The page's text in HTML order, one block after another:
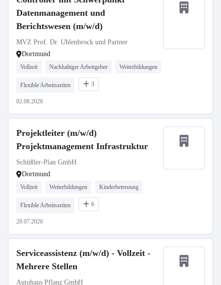
Datenmanagement und
Berichtswesen (m/w/d)
MVZ Prof. Dr. Uhlenbrock und Partner
Dortmund
Vollzeit Nachhaltiger Arbeitgeber Weiterbildungen
Flexible Arbeitszeiten 3
02.08.2026
Projektleiter (m/w/d)
Projektmanagement Infrastruktur
Schüßler-Plan GmbH
Dortmund
Vollzeit Weiterbildungen Kinderbetreuung
Flexible Arbeitszeiten 6
28.07.2026
Serviceassistenz (m/w/d) - Vollzeit -
Mehrere Stellen
Autohaus Pflanz GmbH